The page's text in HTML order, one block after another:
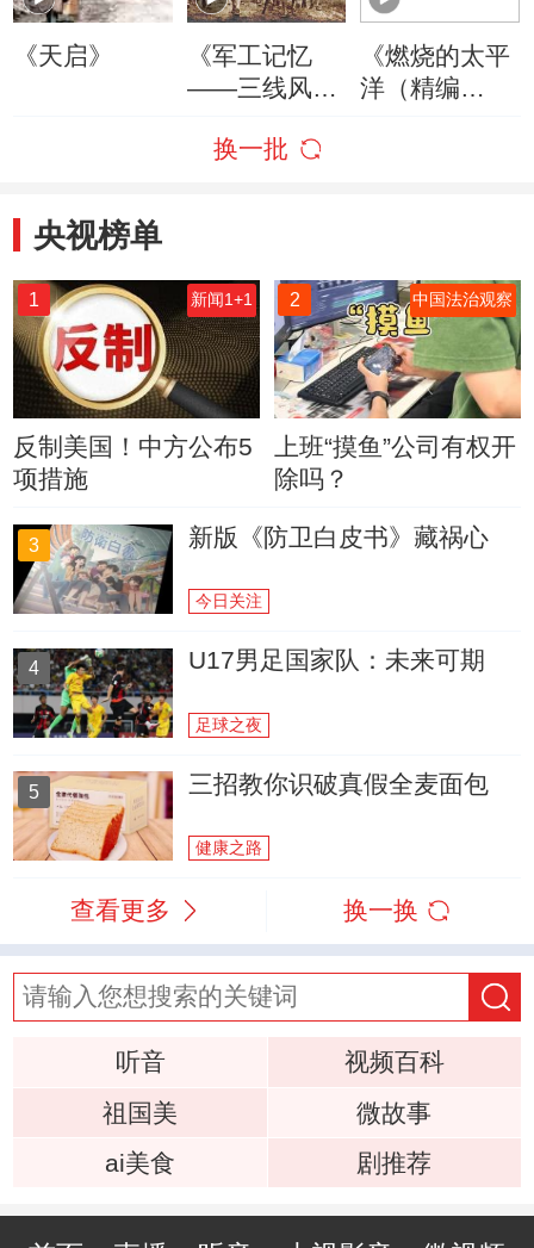
《天启》
《军工记忆
——三线风
《燃烧的太平
洋（精编
换一批
央视榜单
1 新闻1+1
反制美国！中方公布5
项措施
2 中国法治观察
上班“摸鱼”公司有权开
除吗？
3 新版《防卫白皮书》藏祸心
今日关注
4 U17男足国家队：未来可期
足球之夜
5 三招教你识破真假全麦面包
健康之路
查看更多 换一换
听音
视频百科
祖国美
微故事
ai美食
剧推荐